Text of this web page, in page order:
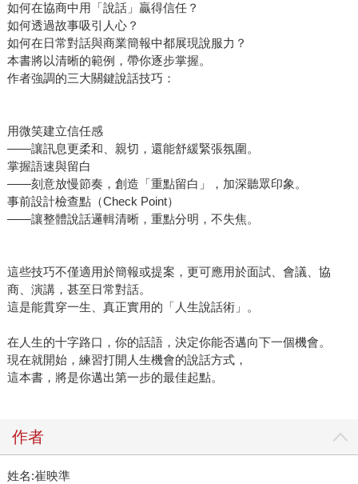
如何在協商中用「說話」贏得信任？
如何透過故事吸引人心？
如何在日常對話與商業簡報中都展現說服力？
本書將以清晰的範例，帶你逐步掌握。
作者強調的三大關鍵說話技巧：
用微笑建立信任感
——讓訊息更柔和、親切，還能舒緩緊張氛圍。
掌握語速與留白
——刻意放慢節奏，創造「重點留白」，加深聽眾印象。
事前設計檢查點（Check Point）
——讓整體說話邏輯清晰，重點分明，不失焦。
這些技巧不僅適用於簡報或提案，更可應用於面試、會議、協
商、演講，甚至日常對話。
這是能貫穿一生、真正實用的「人生說話術」。
在人生的十字路口，你的話語，決定你能否邁向下一個機會。
現在就開始，練習打開人生機會的說話方式，
這本書，將是你邁出第一步的最佳起點。
作者
姓名:崔映準